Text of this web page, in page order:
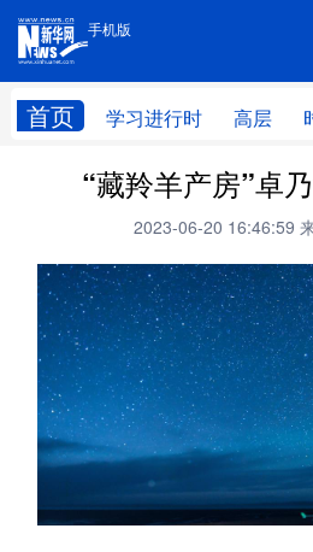
手机版
首页 学习进行时 高层
手机版
网站地图
学习进行时 高层
财经
台湾 思客智库
科技 科创
文化 书画
访谈 视频
“藏羚羊产房”卓
2023-06-20 16:46:59